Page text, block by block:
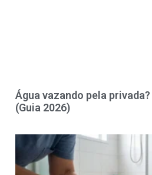
Água vazando pela
(Guia 2026)